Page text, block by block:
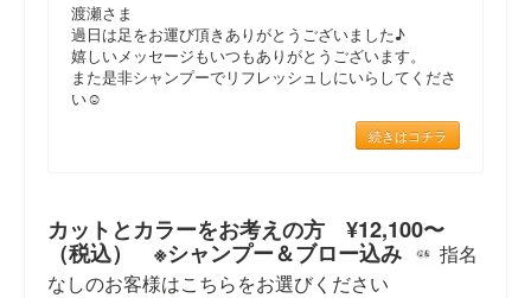
渡瀬さま
過日は足をお運び頂きありがとうございました♪
嬉しいメッセージもいつもありがとうございます。
また是非シャンプーでリフレッシュしにいらしてくださ
い☺︎
続きはコチラ
カットとカラーをお考えの方 ¥12,100〜
（税込） ※シャンプー＆ブロー込み
指名
なしのお客様はこちらをお選びください